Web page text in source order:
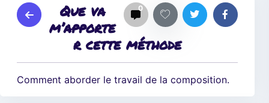
0
Que va
m’apporte
r cette méthode
Comment aborder le travail de la composition.